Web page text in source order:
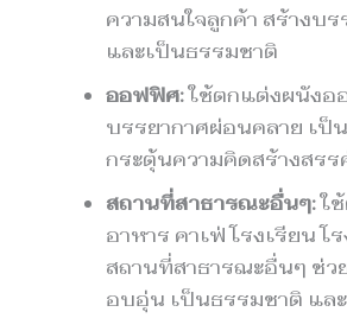
ความสนใจลูกค้า สร้างบ
และเป็นธรรมชาติ
ออฟฟิศ:ใช้ตกแต่งผนังอ
บรรยากาศผ่อนคลาย เป็
กระตุ้นความคิดสร้างสรร
สถานที่สาธารณะอื่นๆ:ใ
อาหาร คาเฟ่ โรงเรียน โ
สถานที่สาธารณะอื่นๆ ช่ว
อบอุ่น เป็นธรรมชาติ แล